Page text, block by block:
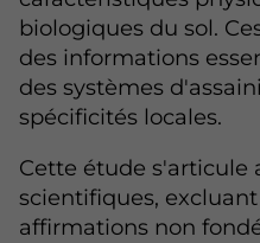
biologiques du sol.
des informations
des systèmes
spécificités locales.
Cette étude s'articule
scientifiques,
affirmations non